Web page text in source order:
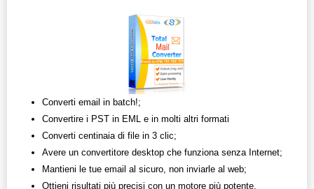
Converti email in batch!;
Convertire i PST in EML e in molti altri formati
Converti centinaia di file in 3 clic;
Avere un convertitore desktop che funziona senza Internet;
Mantieni le tue email al sicuro, non inviarle al web;
Ottieni risultati più precisi con un motore più potente.